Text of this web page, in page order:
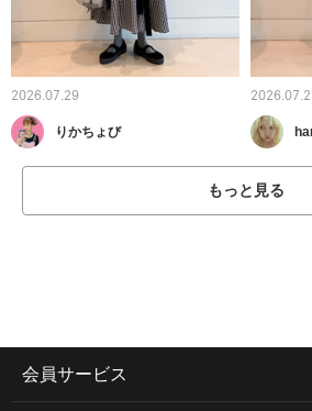
2026.07.29
りかちょび
もっと見る
会員サービス